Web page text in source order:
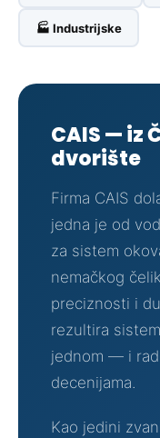
🏭 Industrijske
CAIS — iz
dvorište
Firma CAIS
jedna je od
za sistem
nemačkog
preciznosti i
rezultira
jednom — i
decenijama.
Kao jedini